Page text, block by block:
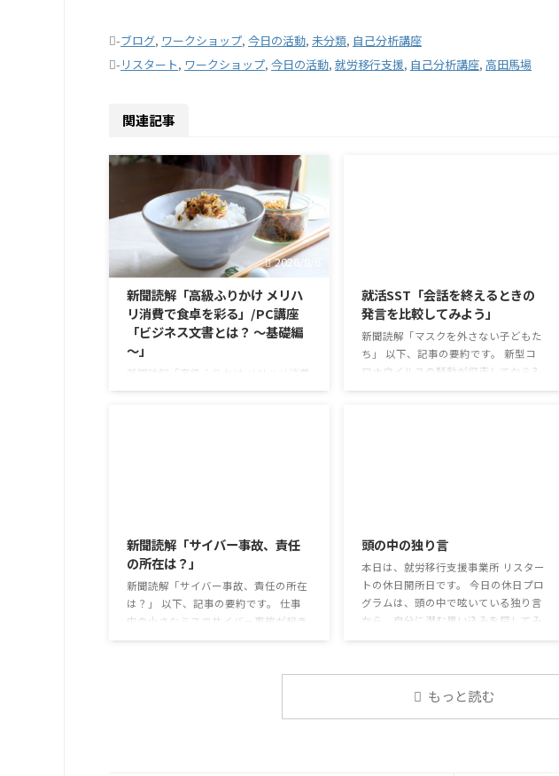
-ブログ, ワークショップ, 今日の活動, 未分類, 自己分析講座
- リスタート, ワークショップ, 今日の活動, 就労移行支援, 自己分析講座, 高田馬場
関連記事
2026/8/6
新聞読解「高級ふりかけ メリハ
リ消費で食卓を彩る」/PC講座
「ビジネス文書とは？ ～基礎編
～」
新聞読解「高級ふりかけ メリハリ消費
りかけと変わらず栄養も取れるのでは
ふりかけのように小さな喜びを得て、
精神的なケアをすることも重要 支出を
減らすも ...
就活SST「会話を終えるときの
発言を比較してみよう」
新聞読解「マスクを外さない子どもた
ち」 以下、記事の要約です。 新型コ
ロナウイルスの騒動が収束してから3
も同じなのかも 同居中の高齢者のた
めの感染予防等、ご本人の理由 ...
新聞読解「サイバー事故、責任
の所在は？」
新聞読解「サイバー事故、責任の所在
は？」 以下、記事の要約です。 仕事
中の小さなミスでサイバー事故が起き
従業員側に懲戒処分を行っている。 利
頭の中の独り言
本日は、就労移行支援事業所 リスター
トの休日開所日です。 今日の休日プロ
グラムは、頭の中で呟いている独り言
から、自分に潜む思い込みを探してみ
ための練習を行います。 私たちは、
様々な状況に対して、口には出さずに
もっと読む